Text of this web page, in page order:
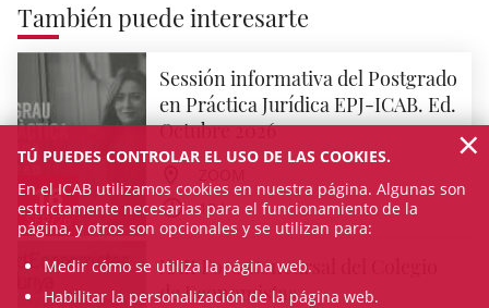
También puede interesarte
16
SEP/26
Sessión informativa del Postgrado
en Práctica Jurídica EPJ-ICAB. Ed.
Octubre 2026
18 h
XXII Foro Concursal del Colegio
de Economistas
TÚ PUEDES CONTROLAR EL USO DE LAS COOKIES.
En el ICAB utilizamos cookies en nuestra página. Algunas son
estrictamente necesarias para el funcionamiento de la
página, y otros son opcionales y se utilizan para:
Medir cómo se utiliza la página web.
Habilitar la personalización de la página web.
×